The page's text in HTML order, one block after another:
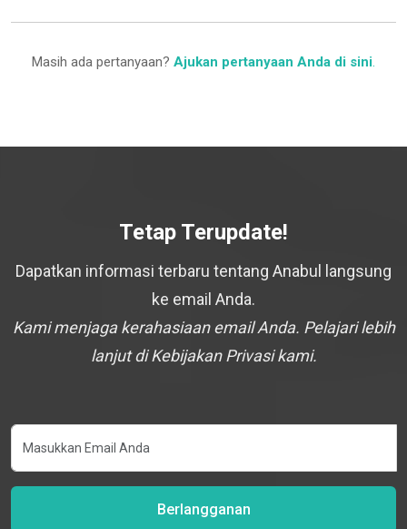
Masih ada pertanyaan? Ajukan pertanyaan Anda di sini.
Tetap Terupdate!
Dapatkan informasi terbaru tentang Anabul langsung
ke email Anda.
Kami menjaga kerahasiaan email Anda. Pelajari lebih
lanjut di Kebijakan Privasi kami.
Berlangganan